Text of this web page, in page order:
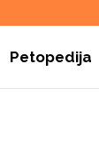
Petopedija